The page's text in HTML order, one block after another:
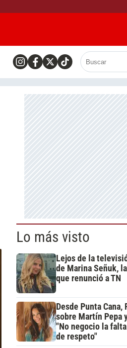
Lo más visto
Lejos de la
de Marina Señuk,
que renunció a TN
Desde Punta Cana,
sobre Martín Pepa
"No negocio la
de respeto"